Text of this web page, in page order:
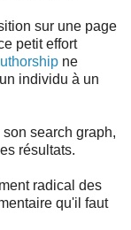
sur une page
petit effort
ne
individu à un
search graph,
résultats.
radical des
qu'il faut